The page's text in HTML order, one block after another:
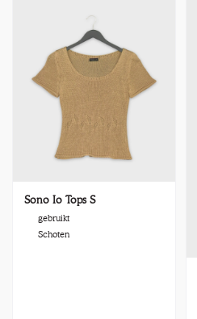
Sono Io Tops S
gebruikt
Schoten